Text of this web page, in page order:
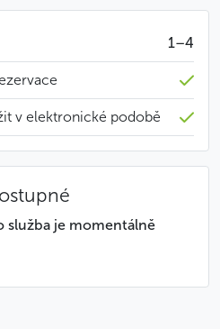
s dětmi mířící na výlet, tak
výkonným tříválcovým
nenáročný rodinný vůz
ideální pro jednotlivce,
dětmi.
vozu:
h: 15 s
1–4
v elektronické podobě
služba je momentálně